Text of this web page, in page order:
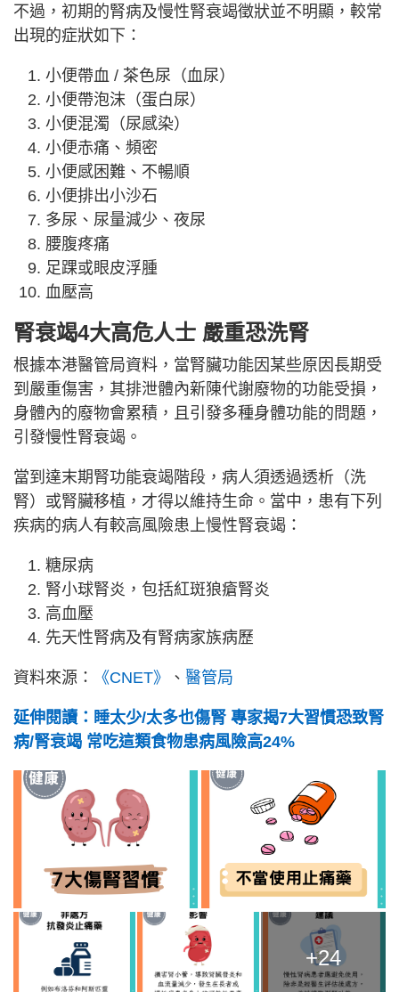
不過，初期的腎病及慢性腎衰竭徵狀並不明顯，較常
出現的症狀如下：
小便帶血 / 茶色尿（血尿）
小便帶泡沫（蛋白尿）
小便混濁（尿感染）
小便赤痛、頻密
小便感困難、不暢順
小便排出小沙石
多尿、尿量減少、夜尿
腰腹疼痛
足踝或眼皮浮腫
血壓高
腎衰竭4大高危人士 嚴重恐洗腎
根據本港醫管局資料，當腎臟功能因某些原因長期受
到嚴重傷害，其排泄體內新陳代謝廢物的功能受損，
身體內的廢物會累積，且引發多種身體功能的問題，
引發慢性腎衰竭。
當到達末期腎功能衰竭階段，病人須透過透析（洗
腎）或腎臟移植，才得以維持生命。當中，患有下列
疾病的病人有較高風險患上慢性腎衰竭：
糖尿病
腎小球腎炎，包括紅斑狼瘡腎炎
高血壓
先天性腎病及有腎病家族病歷
資料來源： 《CNET》 、 醫管局
延伸閱讀：睡太少/太多也傷腎 專家揭7大習慣恐致腎
病/腎衰竭 常吃這類食物患病風險高24%
+24